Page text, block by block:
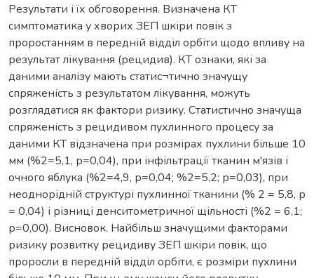
Результати і їх обговорення. Визначена КТ
симптоматика у хворих ЗЕП шкіри повік з
проростанням в передній відділ орбіти щодо впливу на
результат лікування (рецидив). КТ ознаки, які за
даними аналізу мають статис¬тично значущу
спряженість з результатом лікування, можуть
розглядатися як фактори ризику. Статистично значуща
спряженість з рецидивом пухлинного процесу за
даними КТ відзначена при розмірах пухлини більше 10
мм (%2=5,1, р=0,04), при інфільтрації тканин м'язів і
очного яблука (%2=4,9, р=0,04; %2=5,2; р=0,03), при
неоднорідній структурі пухлинної тканини (% 2 = 5,8, р
= 0,04) і різниці денситометричної щільності (%2 = 6,1;
р=0,00). Висновок. Найбільш значущими факторами
ризику розвитку рецидиву ЗЕП шкіри повік, що
проросли в передній відділ орбіти, є розміри пухлини